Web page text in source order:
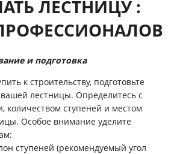
ЛЕСТНИЦУ :
и подготовка
к строительству, подготовьте
лестницы. Определитесь с
количеством ступеней и местом
Особое внимание уделите
ступеней (рекомендуемый угол